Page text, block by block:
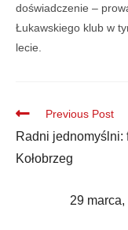
doświadczenie –
Łukawskiego klub w
lecie.
Previous Post
Radni
Kołobrzeg
29